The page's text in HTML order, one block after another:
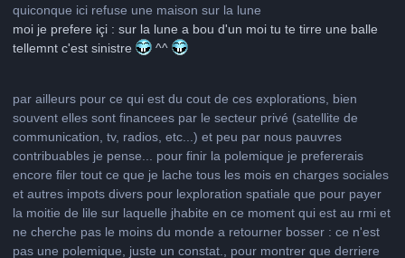
quiconque ici refuse une maison sur la lune
moi je prefere içi : sur la lune a bou d'un moi tu te tirre une balle
tellemnt c'est sinistre
^^
par ailleurs pour ce qui est du cout de ces explorations, bien
souvent elles sont financees par le secteur privé (satellite de
communication, tv, radios, etc...) et peu par nous pauvres
contribuables je pense... pour finir la polemique je prefererais
encore filer tout ce que je lache tous les mois en charges sociales
et autres impots divers pour lexploration spatiale que pour payer
la moitie de lile sur laquelle jhabite en ce moment qui est au rmi et
ne cherche pas le moins du monde a retourner bosser : ce n'est
pas une polemique, juste un constat., pour montrer que derriere